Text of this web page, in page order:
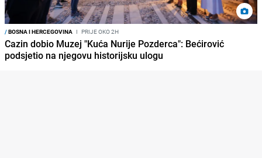
/BOSNA I HERCEGOVINA I PRIJE OKO 2H
Cazin dobio Muzej "Kuća Nurije Pozderca": Bećirović
podsjetio na njegovu historijsku ulogu